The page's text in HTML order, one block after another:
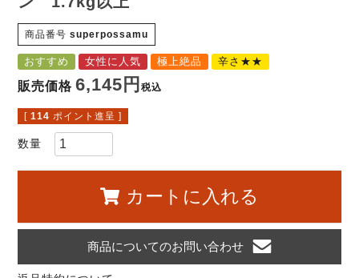
商品番号 superpossamu
おすすめ 女性に人気 極上絶品 辛さ★★
販売価格 6,145 税込
[ 114 ポイント進呈 ]
カートに入れる
商品についてのお問い合わせ